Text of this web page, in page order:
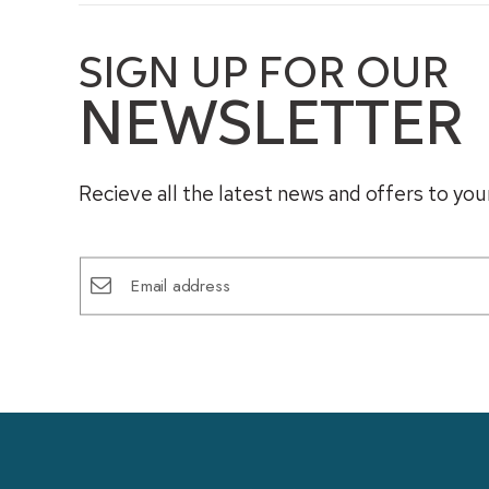
SIGN UP FOR OUR
NEWSLETTER
Recieve all the latest news and offers to